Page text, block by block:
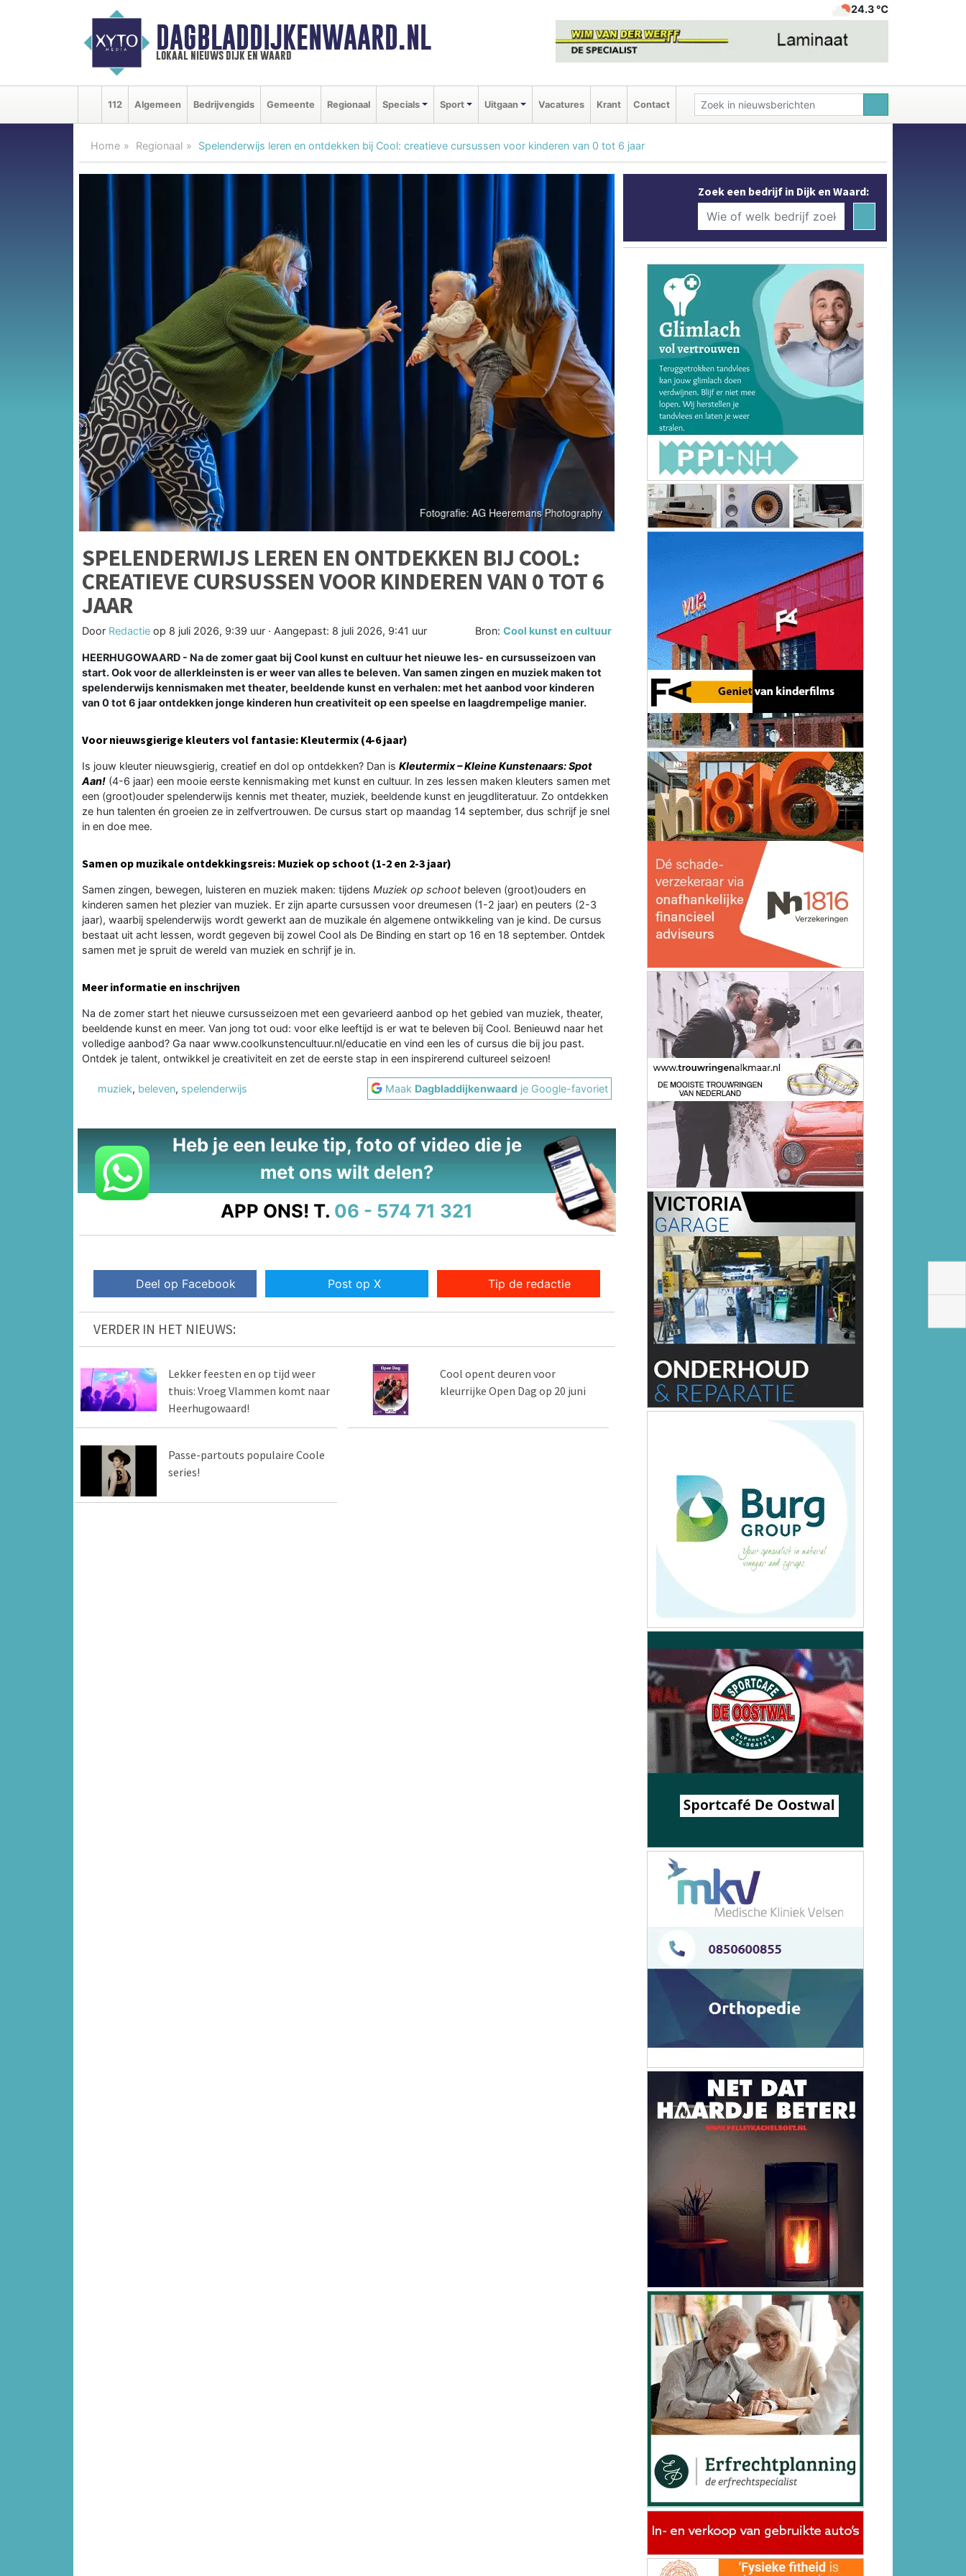
DAGBLADDIJKENWAARD.NL
lokaal nieuws dijk en waard
24.3 ℃
112 Algemeen Bedrijvengids Gemeente Regionaal Specials Sport Uitgaan Vacatures Krant Contact
Home Regionaal Spelenderwijs leren en ontdekken bij Cool: creatieve cursussen voor kinderen van 0 tot 6 jaar
SPELENDERWIJS LEREN EN ONTDEKKEN BIJ COOL:
CREATIEVE CURSUSSEN VOOR KINDEREN VAN 0 TOT 6
JAAR
Door Redactie op 8 juli 2026, 9:39 uur · Aangepast: 8 juli 2026, 9:41 uur Bron:Cool kunst en cultuur
HEERHUGOWAARD - Na de zomer gaat bij Cool kunst en cultuur het nieuwe les- en cursusseizoen van
start. Ook voor de allerkleinsten is er weer van alles te beleven. Van samen zingen en muziek maken tot
spelenderwijs kennismaken met theater, beeldende kunst en verhalen: met het aanbod voor kinderen
van 0 tot 6 jaar ontdekken jonge kinderen hun creativiteit op een speelse en laagdrempelige manier.
Voor nieuwsgierige kleuters vol fantasie: Kleutermix (4-6 jaar)
Is jouw kleuter nieuwsgierig, creatief en dol op ontdekken? Dan is Kleutermix – Kleine Kunstenaars: Spot
Aan! (4-6 jaar) een mooie eerste kennismaking met kunst en cultuur. In zes lessen maken kleuters samen met
een (groot)ouder spelenderwijs kennis met theater, muziek, beeldende kunst en jeugdliteratuur. Zo ontdekken
ze hun talenten én groeien ze in zelfvertrouwen. De cursus start op maandag 14 september, dus schrijf je snel
in en doe mee.
Samen op muzikale ontdekkingsreis: Muziek op schoot (1-2 en 2-3 jaar)
Samen zingen, bewegen, luisteren en muziek maken: tijdens Muziek op schoot beleven (groot)ouders en
kinderen samen het plezier van muziek. Er zijn aparte cursussen voor dreumesen (1-2 jaar) en peuters (2-3
jaar), waarbij spelenderwijs wordt gewerkt aan de muzikale én algemene ontwikkeling van je kind. De cursus
bestaat uit acht lessen, wordt gegeven bij zowel Cool als De Binding en start op 16 en 18 september. Ontdek
samen met je spruit de wereld van muziek en schrijf je in.
Meer informatie en inschrijven
Na de zomer start het nieuwe cursusseizoen met een gevarieerd aanbod op het gebied van muziek, theater,
beeldende kunst en meer. Van jong tot oud: voor elke leeftijd is er wat te beleven bij Cool. Benieuwd naar het
volledige aanbod? Ga naar www.coolkunstencultuur.nl/educatie en vind een les of cursus die bij jou past.
Ontdek je talent, ontwikkel je creativiteit en zet de eerste stap in een inspirerend cultureel seizoen!
muziek, beleven, spelenderwijs Maak Dagbladdijkenwaard je Google-favoriet
Heb je een leuke tip, foto of video die je
met ons wilt delen?
APP ONS! T. 06 - 574 71 321
Deel op Facebook Post op X Tip de redactie
VERDER IN HET NIEUWS:
Lekker feesten en op tijd weer
thuis: Vroeg Vlammen komt naar
Heerhugowaard!
Cool opent deuren voor
kleurrijke Open Dag op 20 juni
Passe-partouts populaire Coole
series!
Zoek een bedrijf in Dijk en Waard: